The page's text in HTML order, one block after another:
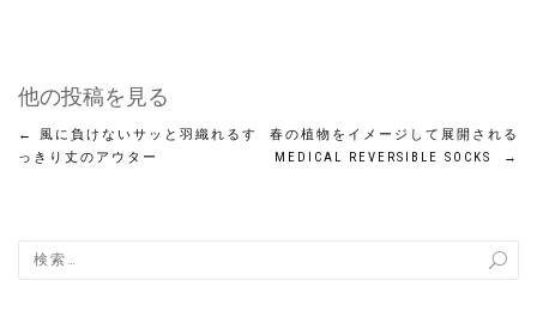
他の投稿を見る
←
風に負けないサッと羽織れるす
っきり丈のアウター
春の植物をイメージして展開される
MEDICAL REVERSIBLE SOCKS
→